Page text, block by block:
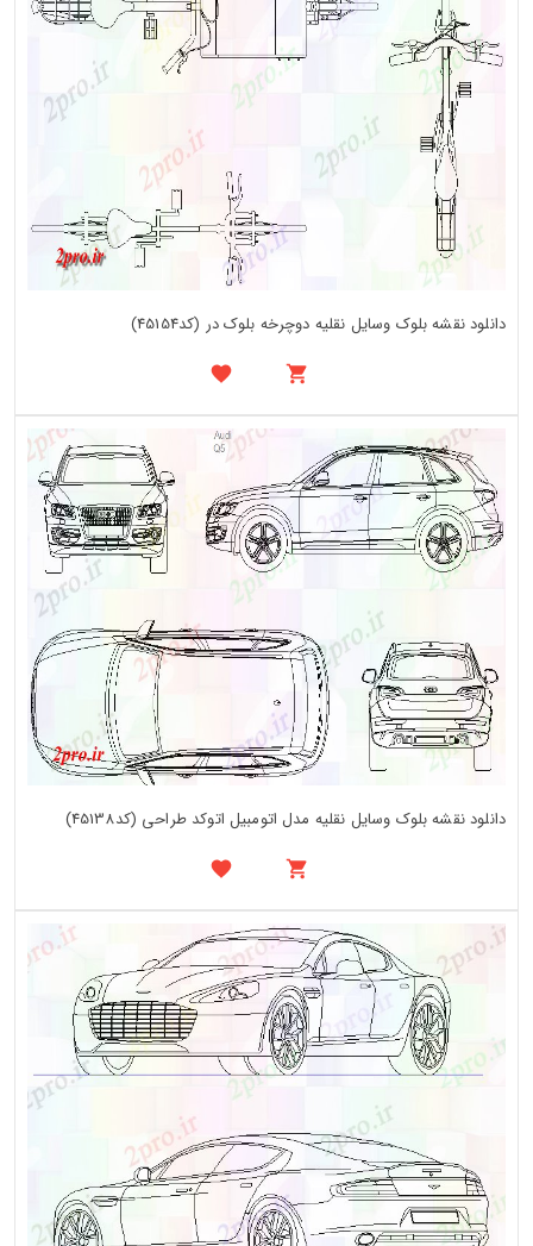
دانلود نقشه بلوک وسایل نقلیه دوچرخه بلوک در (کد45154)
دانلود نقشه بلوک وسایل نقلیه مدل اتومبیل اتوکد طراحی (کد45138)